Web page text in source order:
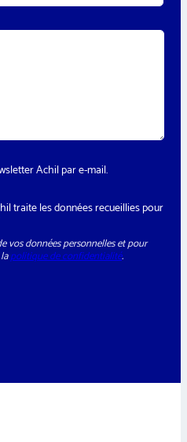
Achil par e-mail.
traite les données recueillies pour
vos données personnelles et pour
politique de confidentialité.